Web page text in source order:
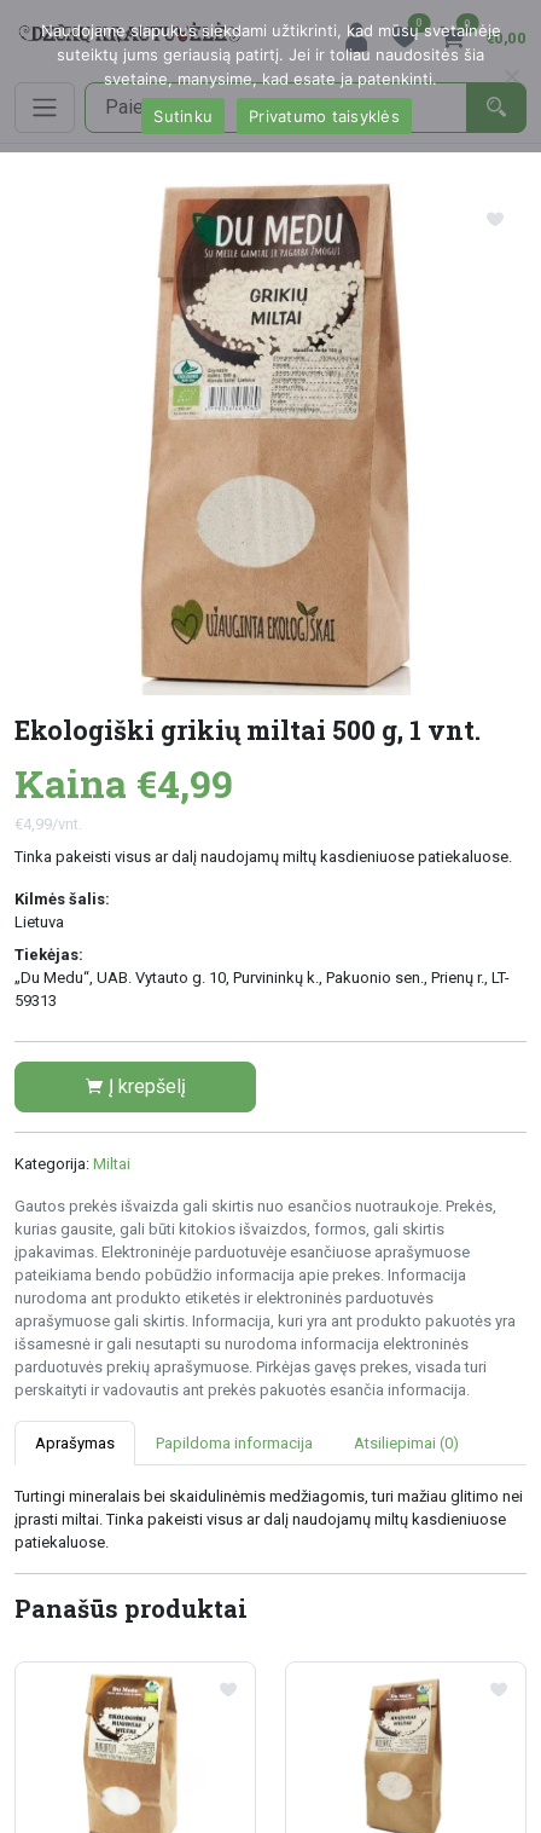
0 0
€0,00
Ekologiški grikių miltai 500 g, 1 vnt.
Kaina €4,99
€4,99/vnt.
Tinka pakeisti visus ar dalį naudojamų miltų kasdieniuose patiekaluose.
Kilmės šalis:
Lietuva
Tiekėjas:
„Du Medu“, UAB. Vytauto g. 10, Purvininkų k., Pakuonio sen., Prienų r., LT-
59313
Į krepšelį
Kategorija: Miltai
Gautos prekės išvaizda gali skirtis nuo esančios nuotraukoje. Prekės,
kurias gausite, gali būti kitokios išvaizdos, formos, gali skirtis
įpakavimas. Elektroninėje parduotuvėje esančiuose aprašymuose
pateikiama bendo pobūdžio informacija apie prekes. Informacija
nurodoma ant produkto etiketės ir elektroninės parduotuvės
aprašymuose gali skirtis. Informacija, kuri yra ant produkto pakuotės yra
išsamesnė ir gali nesutapti su nurodoma informacija elektroninės
parduotuvės prekių aprašymuose. Pirkėjas gavęs prekes, visada turi
perskaityti ir vadovautis ant prekės pakuotės esančia informacija.
Aprašymas Papildoma informacija Atsiliepimai (0)
Turtingi mineralais bei skaidulinėmis medžiagomis, turi mažiau glitimo nei
įprasti miltai. Tinka pakeisti visus ar dalį naudojamų miltų kasdieniuose
patiekaluose.
Panašūs produktai
Naudojame slapukus siekdami užtikrinti, kad mūsų svetainėje
suteiktų jums geriausią patirtį. Jei ir toliau naudositės šia
svetaine, manysime, kad esate ja patenkinti.
Sutinku
Privatumo taisyklės